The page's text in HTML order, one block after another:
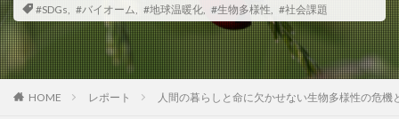
#SDGs
#バイオーム #地球温暖化 #生物多様性 #社会課題
HOME レポート 人間の暮らしと命に欠かせない生物多様性の危機